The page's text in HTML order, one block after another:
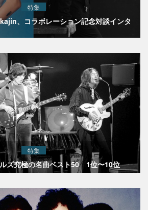
特集
、コラボレーション記念対談インタ
特集
ズ究極の名曲ベスト50 1位〜10位